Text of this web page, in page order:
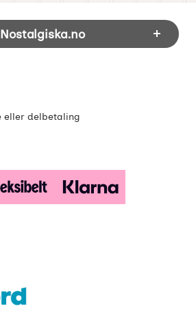
Blandet informasjon og
Nostalgiska.no
eller delbetaling